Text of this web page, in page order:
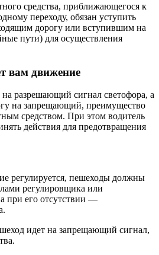
средства, приближающегося к
переходу, обязан уступить
дорогу или вступившим на
пути) для осуществления
вам движение
на разрешающий сигнал светофора, а
на запрещающий, преимущество
средством. При этом водитель
действия для предотвращения
регулируется, пешеходы должны
регулировщика или
при его отсутствии —
идет на запрещающий сигнал,